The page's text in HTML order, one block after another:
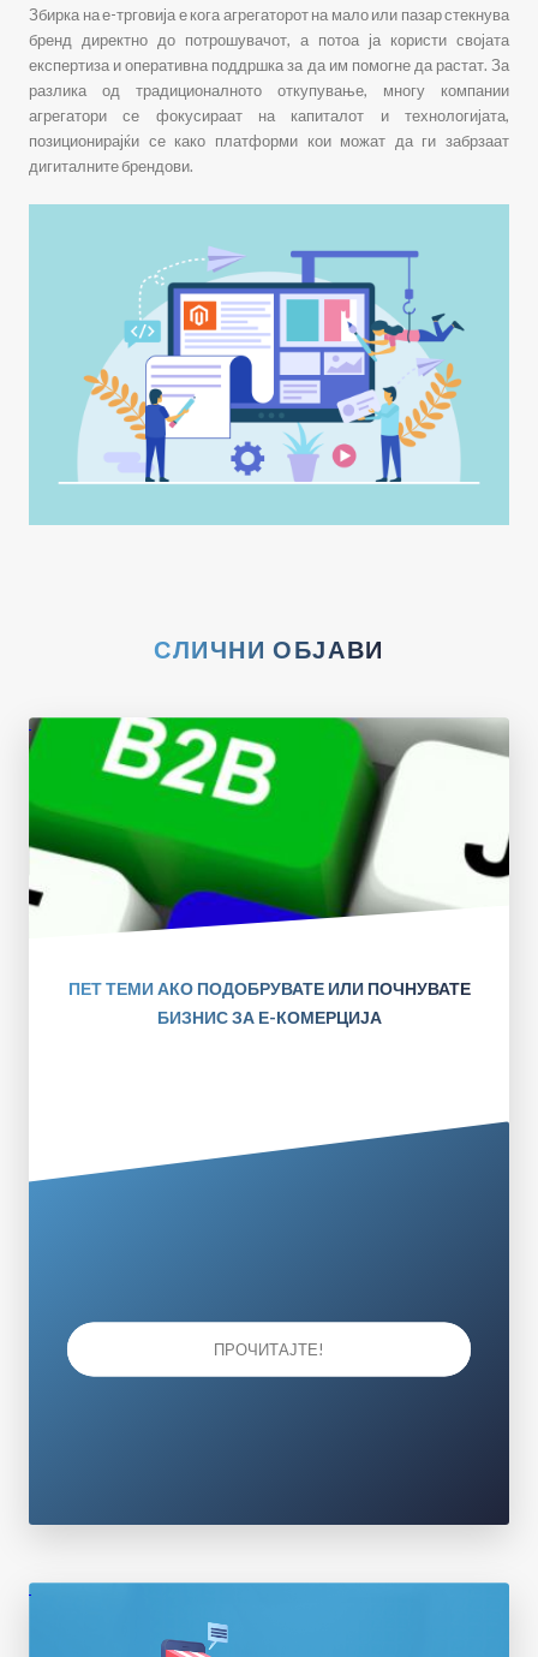
Збирка на е-трговија е кога агрегаторот на мало или пазар стекнува
бренд директно до потрошувачот, а потоа ја користи својата
експертиза и оперативна поддршка за да им помогне да растат. За
разлика од традиционалното откупување, многу компании
агрегатори се фокусираат на капиталот и технологијата,
позиционирајќи се како платформи кои можат да ги забрзаат
дигиталните брендови.
СЛИЧНИ ОБЈАВИ
ПЕТ ТЕМИ АКО ПОДОБРУВАТЕ ИЛИ ПОЧНУВАТЕ
БИЗНИС ЗА Е-КОМЕРЦИЈА
ПРОЧИТАЈТЕ!